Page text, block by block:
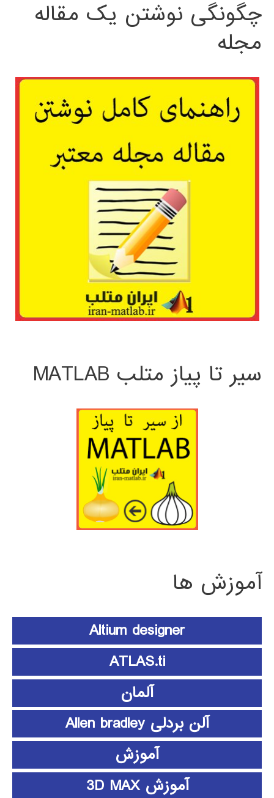
چگونگی نوشتن یک مقاله
مجله
سیر تا پیاز متلب MATLAB
آموزش ها
Altium designer
ATLAS.ti
آلمان
آلن بردلی Allen bradley
آموزش
آموزش 3D MAX